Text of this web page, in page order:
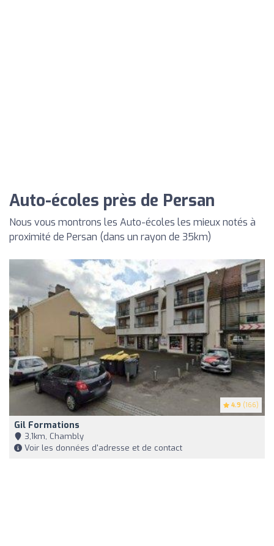
Auto-écoles près de Persan
Nous vous montrons les Auto-écoles les mieux notés à
proximité de Persan (dans un rayon de 35km)
4.9 (166)
Gil Formations
3,1km, Chambly
Voir les données d'adresse et de contact